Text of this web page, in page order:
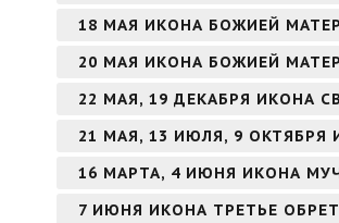
18 МАЯ ИКОНА БОЖИЕЙ
20 МАЯ ИКОНА БОЖИЕЙ
22 МАЯ, 19 ДЕКАБРЯ ИКОНА
21 МАЯ, 13 ИЮЛЯ, 9
16 МАРТА, 4 ИЮНЯ ИКОНА
7 ИЮНЯ ИКОНА ТРЕТЬЕ